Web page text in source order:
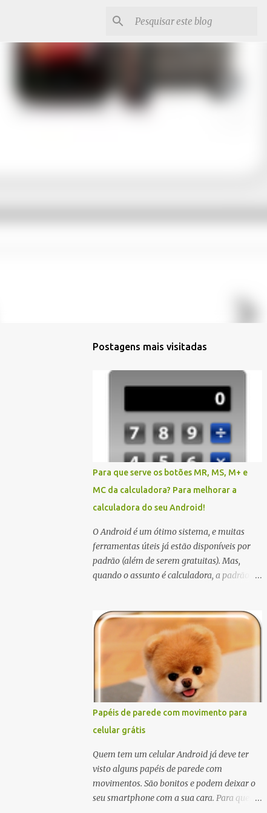
Postagens mais visitadas
Para que serve os botões MR, MS, M+ e
MC da calculadora? Para melhorar a
calculadora do seu Android!
O Android é um ótimo sistema, e muitas
ferramentas úteis já estão disponíveis por
padrão (além de serem gratuitas). Mas,
quando o assunto é calculadora, a padrão do
acabo preferindo usar uma calculadora real,
a do Windows (para quem não sabe o
atalho, digite botão Windows + R, e em
seguida, "calc" e enter), ou até mesmo fazer
cálculos no Google (para isto, basta escrever
a equação no campo busca). Mas quando
não tem jeito, quando estou na rua e a única
calculadora disponível é o meu celular, fico
um pouco descontente com os poucos
recursos disponíveis. Ainda bem que
encontrei a Shake Calc; uma ótima
calculadora, com opções de básica e
científica, e é grátis.
Papéis de parede com movimento para
celular grátis
Quem tem um celular Android já deve ter
visto alguns papéis de parede com
movimentos. São bonitos e podem deixar o
seu smartphone com a sua cara. Para quem